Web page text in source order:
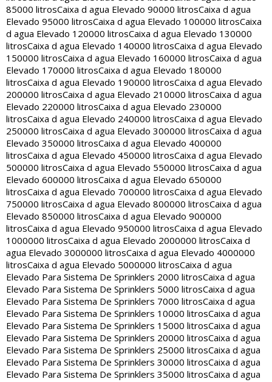
85000 litrosCaixa d agua Elevado 90000 litrosCaixa d agua
Elevado 95000 litrosCaixa d agua Elevado 100000 litrosCaixa
d agua Elevado 120000 litrosCaixa d agua Elevado 130000
litrosCaixa d agua Elevado 140000 litrosCaixa d agua Elevado
150000 litrosCaixa d agua Elevado 160000 litrosCaixa d agua
Elevado 170000 litrosCaixa d agua Elevado 180000
litrosCaixa d agua Elevado 190000 litrosCaixa d agua Elevado
200000 litrosCaixa d agua Elevado 210000 litrosCaixa d agua
Elevado 220000 litrosCaixa d agua Elevado 230000
litrosCaixa d agua Elevado 240000 litrosCaixa d agua Elevado
250000 litrosCaixa d agua Elevado 300000 litrosCaixa d agua
Elevado 350000 litrosCaixa d agua Elevado 400000
litrosCaixa d agua Elevado 450000 litrosCaixa d agua Elevado
500000 litrosCaixa d agua Elevado 550000 litrosCaixa d agua
Elevado 600000 litrosCaixa d agua Elevado 650000
litrosCaixa d agua Elevado 700000 litrosCaixa d agua Elevado
750000 litrosCaixa d agua Elevado 800000 litrosCaixa d agua
Elevado 850000 litrosCaixa d agua Elevado 900000
litrosCaixa d agua Elevado 950000 litrosCaixa d agua Elevado
1000000 litrosCaixa d agua Elevado 2000000 litrosCaixa d
agua Elevado 3000000 litrosCaixa d agua Elevado 4000000
litrosCaixa d agua Elevado 5000000 litrosCaixa d agua
Elevado Para Sistema De Sprinklers 2000 litrosCaixa d agua
Elevado Para Sistema De Sprinklers 5000 litrosCaixa d agua
Elevado Para Sistema De Sprinklers 7000 litrosCaixa d agua
Elevado Para Sistema De Sprinklers 10000 litrosCaixa d agua
Elevado Para Sistema De Sprinklers 15000 litrosCaixa d agua
Elevado Para Sistema De Sprinklers 20000 litrosCaixa d agua
Elevado Para Sistema De Sprinklers 25000 litrosCaixa d agua
Elevado Para Sistema De Sprinklers 30000 litrosCaixa d agua
Elevado Para Sistema De Sprinklers 35000 litrosCaixa d agua